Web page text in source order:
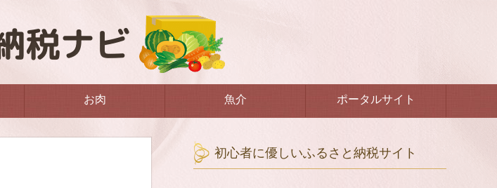
お肉 魚介 ポータルサイト
初心者に優しいふるさと納税サイト